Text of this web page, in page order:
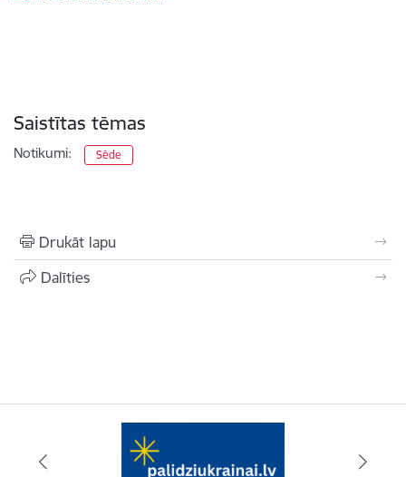
Saistītas tēmas
Notikumi: Sēde
Drukāt lapu
Dalīties